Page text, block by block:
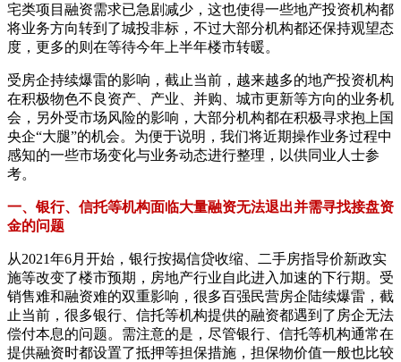
宅类项目融资需求已急剧减少，这也使得一些地产投资机构都
将业务方向转到了城投非标，不过大部分机构都还保持观望态
度，更多的则在等待今年上半年楼市转暖。
受房企持续爆雷的影响，截止当前，越来越多的地产投资机构
在积极物色不良资产、产业、并购、城市更新等方向的业务机
会，另外受市场风险的影响，大部分机构都在积极寻求抱上国
央企“大腿”的机会。为便于说明，我们将近期操作业务过程中
感知的一些市场变化与业务动态进行整理，以供同业人士参
考。
一、银行、信托等机构面临大量融资无法退出并需寻找接盘资
金的问题
从2021年6月开始，银行按揭信贷收缩、二手房指导价新政实
施等改变了楼市预期，房地产行业自此进入加速的下行期。受
销售难和融资难的双重影响，很多百强民营房企陆续爆雷，截
止当前，很多银行、信托等机构提供的融资都遇到了房企无法
偿付本息的问题。需注意的是，尽管银行、信托等机构通常在
提供融资时都设置了抵押等担保措施，担保物价值一般也比较